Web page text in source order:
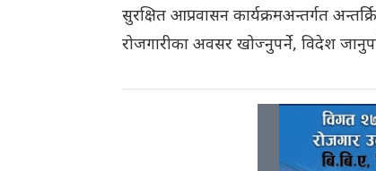
सुरक्षित आप्रवासन कार्यक्रमअन्तर्गत
रोजगारीका अवसर खोज्नुपर्ने, विदेश